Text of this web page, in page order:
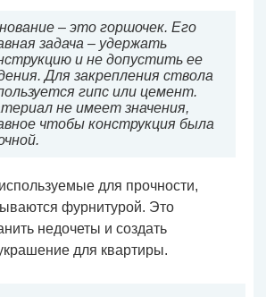
– это горшочек. Его
задача – удержать
и не допустить ее
Для закрепления ствола
гипс или цемент.
не имеет значения,
чтобы конструкция была
для прочности,
фурнитурой. Это
недочеты и создать
для квартиры.